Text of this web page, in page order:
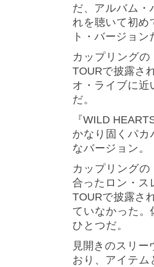
だ、アルバム
れを聴いて初め
ト・バージョ
カップリングの
TOURで披露さ
オ・ライブに近
だ。
『WILD
かなり固くパカ
なバージョン。
カップリングの
合ったロン・ス
TOURで披露さ
ていなかった。
ひとつだ。
見開きのスリ
おり、アイテ